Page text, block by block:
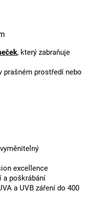
, který zabraňuje
prašném prostředí nebo
excellence
a poškrábání
a UVB záření do 400